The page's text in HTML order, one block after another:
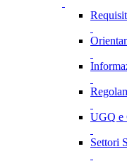
UGQ e
Settori